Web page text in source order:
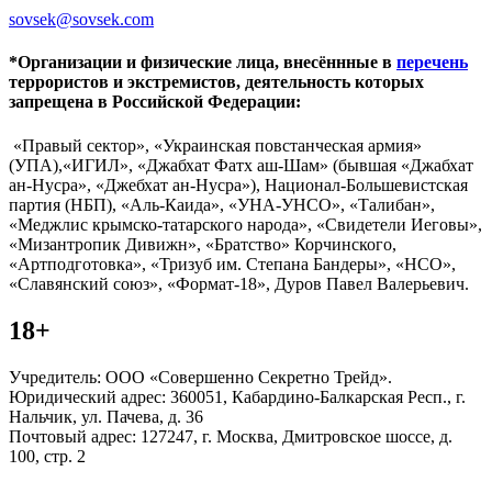
sovsek@sovsek.com
*Организации и физические лица, внесённные в перечень
террористов и экстремистов, деятельность которых
запрещена в Российской Федерации:
«Правый сектор», «Украинская повстанческая армия»
(УПА),«ИГИЛ», «Джабхат Фатх аш-Шам» (бывшая «Джабхат
ан-Нусра», «Джебхат ан-Нусра»), Национал-Большевистская
партия (НБП), «Аль-Каида», «УНА-УНСО», «Талибан»,
«Меджлис крымско-татарского народа», «Свидетели Иеговы»,
«Мизантропик Дивижн», «Братство» Корчинского,
«Артподготовка», «Тризуб им. Степана Бандеры», «НСО»,
«Славянский союз», «Формат-18», Дуров Павел Валерьевич.
18+
Учредитель: ООО «Совершенно Секретно Трейд».
Юридический адрес: 360051, Кабардино-Балкарская Респ., г.
Нальчик, ул. Пачева, д. 36
Почтовый адрес: 127247, г. Москва, Дмитровское шоссе, д.
100, стр. 2